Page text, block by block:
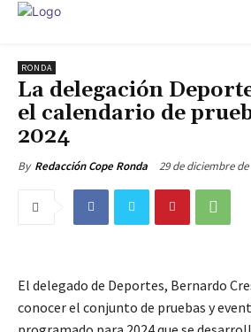
RONDA
La delegación
el calendario de
2024
By Redacción Cope Ronda 29 de diciembre de
El delegado de Deportes, Bernardo
conocer el conjunto de pruebas y